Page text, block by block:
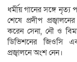
ধর্মীয় গানের সঙ্গে
শেষে প্রদীপ
করেন সেনা, নৌ ও
ডিভিশনের জিওসি
প্রজ্বালনে অংশ নেন।